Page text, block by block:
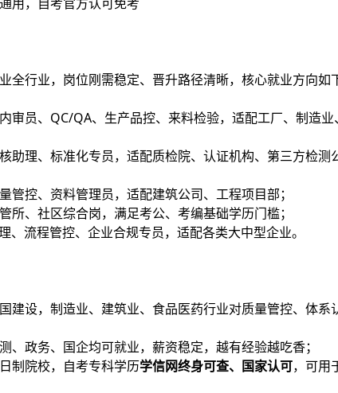
全行业，岗位刚需稳定、晋升路径清晰，核心就业方向如
审员、QC/QA、生产品控、来料检验，适配工厂、制造业
助理、标准化专员，适配质检院、认证机构、第三方检测
管控、资料管理员，适配建筑公司、工程项目部；
所、社区综合岗，满足考公、考编基础学历门槛；
、流程管控、企业合规专员，适配各类大中型企业。
建设，制造业、建筑业、食品医药行业对质量管控、体系
、政务、国企均可就业，薪资稳定，越有经验越吃香；
制院校，自考专科学历学信网终身可查、国家认可，可用